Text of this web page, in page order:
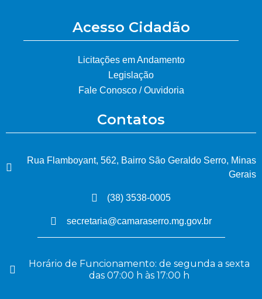
Acesso Cidadão
Licitações em Andamento
Legislação
Fale Conosco / Ouvidoria
Contatos
Rua Flamboyant, 562, Bairro São Geraldo Serro, Minas
Gerais
(38) 3538-0005
secretaria@camaraserro.mg.gov.br
Horário de Funcionamento: de segunda a sexta
das 07:00 h às 17:00 h